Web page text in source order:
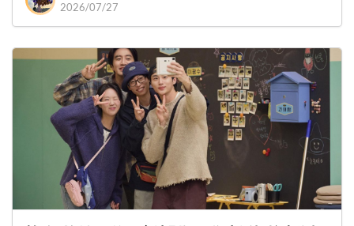
2026/07/27